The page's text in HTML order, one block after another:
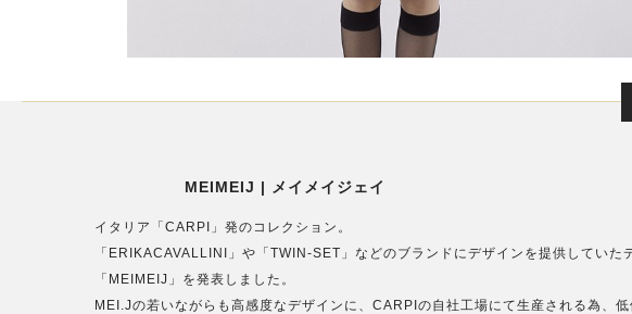
MEIMEIJ | メイメイジェイ
イタリア「CARPI」発のコレクション。
「ERIKACAVALLINI」や「TWIN-SET」などのブランドにデザインを提供してい
「MEIMEIJ」を発表しました。
MEI.Jの若いながらも高感度なデザインに、CARPIの自社工場にて生産される為、